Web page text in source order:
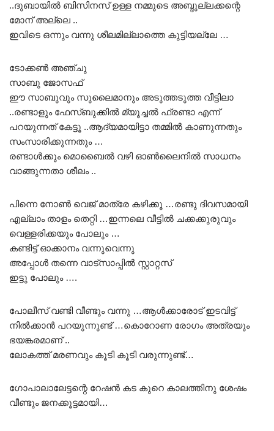
..ദുബായിൽ ബിസിനസ് ഉള്ള നമ്മുടെ അബ്ദുല്ലക്കന്റെ
മോന് അല്ലെ ..
ഇവിടെ ഒന്നും വന്നു ശീലമില്ലാത്തെ കുട്ടിയല്ലേ …
ടോക്കൺ അഞ്ചു
സാബു ജോസഫ്
ഈ സാബുവും സുലൈമാനും അടുത്തടുത്ത വീട്ടിലാ
..രണ്ടാളും ഫേസ്ബുക്കിൽ മ്യൂച്ചൽ ഫ്രണ്ടാ എന്ന്
പറയുന്നത് കേട്ടൂ ..ആദ്യമായിട്ടാ തമ്മിൽ കാണുന്നതും
സംസാരിക്കുന്നതും …
രണ്ടാൾക്കും മൊബൈൽ വഴി ഓൺലൈനിൽ സാധനം
വാങ്ങുന്നതാ ശീലം ..
പിന്നെ നോൺ വെജ് മാത്രേ കഴിക്കൂ …രണ്ടു ദിവസമായി
എല്ലാം താളം തെറ്റി …ഇന്നലെ വീട്ടിൽ ചക്കക്കുരുവും
വെള്ളരിക്കയും പോലും …
കണ്ടിട്ട് ഓക്കാനം വന്നുവെന്നു
അപ്പോൾ തന്നെ വാട്സാപ്പിൽ സ്റ്റാറ്റസ്
ഇട്ടു പോലും ….
പോലീസ് വണ്ടി വീണ്ടും വന്നു …ആൾക്കാരോട് ഇടവിട്ട്
നിൽക്കാൻ പറയുന്നുണ്ട് …കൊറോണ രോഗം അത്രയും
ഭയങ്കരമാണ് ..
ലോകത്ത് മരണവും കൂടി കൂടി വരുന്നുണ്ട്…
ഗോപാലാലേട്ടന്റെ റേഷൻ കട കുറെ കാലത്തിനു ശേഷം
വീണ്ടും ജനക്കൂട്ടമായി…